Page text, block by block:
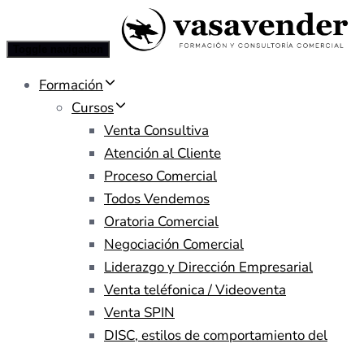
Formación
Cursos
Venta Consultiva
Atención al Cliente
Proceso Comercial
Todos Vendemos
Oratoria Comercial
Negociación Comercial
Liderazgo y Dirección Empresarial
Venta teléfonica / Videoventa
Venta SPIN
DISC, estilos de comportamiento del